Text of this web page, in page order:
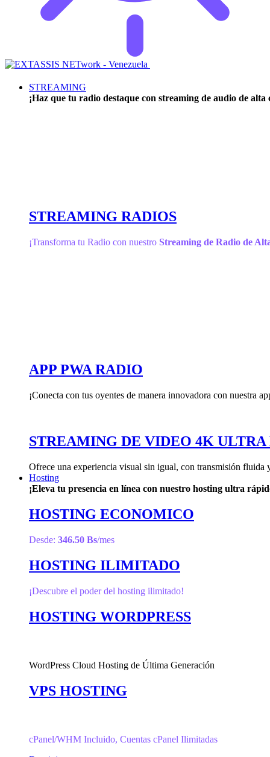
STREAMING
¡Haz que tu radio destaque con streaming de audio de
STREAMING RADIOS
¡Transforma tu Radio con nuestro Streaming de Radio de
APP PWA RADIO
¡Conecta con tus oyentes de manera innovadora con nuestra
STREAMING DE VIDEO 4K ULTRA
Ofrece una experiencia visual sin igual, con transmisión fluida
Hosting
¡Eleva tu presencia en línea con nuestro hosting ultra
HOSTING ECONOMICO
Desde: 346.50 Bs/mes
HOSTING ILIMITADO
¡Descubre el poder del hosting ilimitado!
HOSTING WORDPRESS
WordPress Cloud Hosting de Última Generación
VPS HOSTING
cPanel/WHM Incluido, Cuentas cPanel Ilimitadas